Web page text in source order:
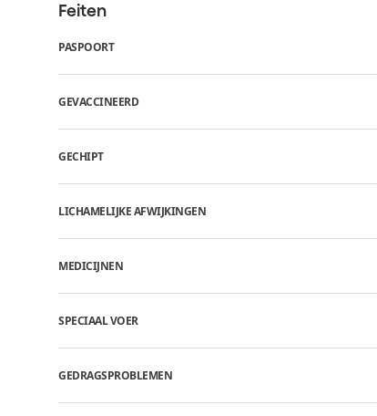
Feiten
PASPOORT
GEVACCINEERD
GECHIPT
LICHAMELIJKE AFWIJKINGEN
MEDICIJNEN
SPECIAAL VOER
GEDRAGSPROBLEMEN